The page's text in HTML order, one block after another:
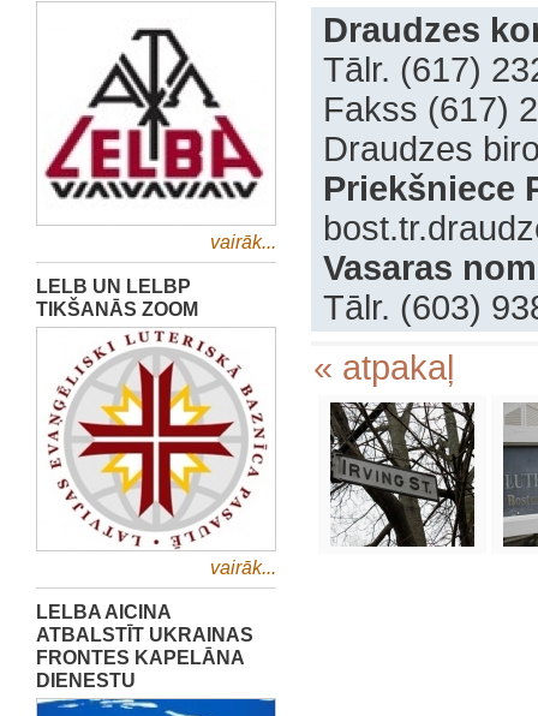
vairāk...
LELB UN LELBP
TIKŠANĀS ZOOM
vairāk...
LELBA AICINA
ATBALSTĪT UKRAINAS
FRONTES KAPELĀNA
DIENESTU
Draudzes
Tālr. (617)
Fakss (617)
Draudzes
Priekšniece
Vasaras
Tālr. (603)
« atpakaļ